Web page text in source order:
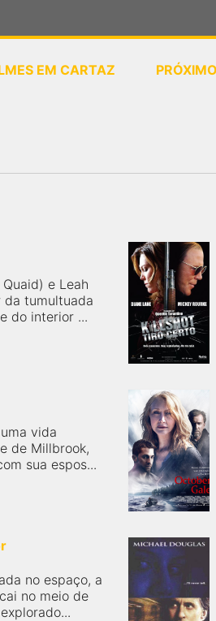
EM CARTAZ
e Leah
da tumultuada
do interior ...
vida
de Millbrook,
sua espos...
no espaço, a
no meio de